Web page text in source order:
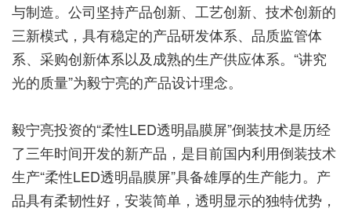
与制造。公司坚持产品创新、工艺创新、技术创新的
三新模式，具有稳定的产品研发体系、品质监管体
系、采购创新体系以及成熟的生产供应体系。“讲究
光的质量”为毅宁亮的产品设计理念。
毅宁亮投资的“柔性LED透明晶膜屏”倒装技术是历经
了三年时间开发的新产品，是目前国内利用倒装技术
生产“柔性LED透明晶膜屏”具备雄厚的生产能力。产
品具有柔韧性好，安装简单，透明显示的独特优势，